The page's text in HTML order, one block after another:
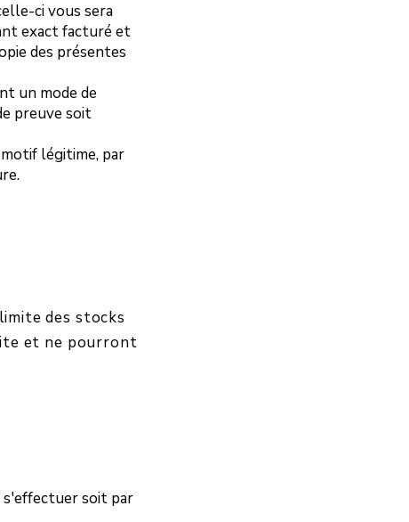
ci vous sera
exact facturé et
des présentes
un mode de
preuve soit
légitime, par
des stocks
et ne pourront
s'effectuer soit par